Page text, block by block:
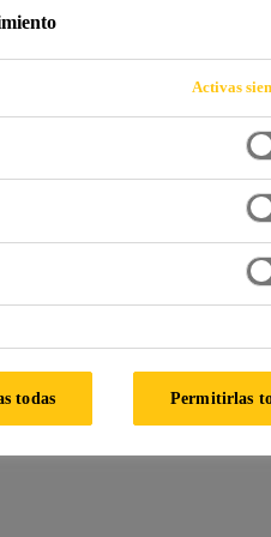
desde la visión hasta la primera
y estancas
promueva la
Activas
todas Permitirlas